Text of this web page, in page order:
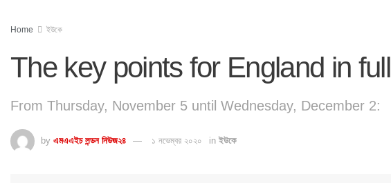
Home ইউকে
The key points for England in full
From Thursday, November 5 until Wednesday, December 2:
by এমএএইচ লন্ডন নিউজ২৪ ১ নভেম্বর ২০২০ in ইউকে